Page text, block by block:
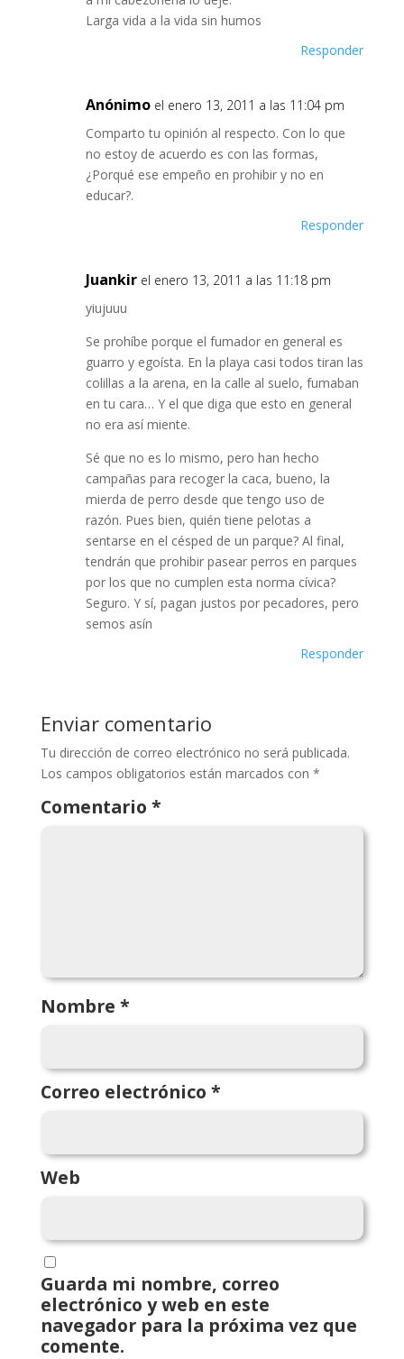
Larga vida a la vida sin humos
Responder
Anónimo el enero 13, 2011 a las 11:04 pm
Comparto tu opinión al respecto. Con lo que
no estoy de acuerdo es con las formas,
¿Porqué ese empeño en prohibir y no en
educar?.
Responder
Juankir el enero 13, 2011 a las 11:18 pm
yiujuuu
Se prohíbe porque el fumador en general es
guarro y egoísta. En la playa casi todos tiran las
colillas a la arena, en la calle al suelo, fumaban
en tu cara… Y el que diga que esto en general
no era así miente.
Sé que no es lo mismo, pero han hecho
campañas para recoger la caca, bueno, la
mierda de perro desde que tengo uso de
razón. Pues bien, quién tiene pelotas a
sentarse en el césped de un parque? Al final,
tendrán que prohibir pasear perros en parques
por los que no cumplen esta norma cívica?
Seguro. Y sí, pagan justos por pecadores, pero
semos asín
Responder
Enviar comentario
Tu dirección de correo electrónico no será publicada.
Los campos obligatorios están marcados con *
Comentario *
Nombre *
Correo electrónico *
Web
Guarda mi nombre, correo
electrónico y web en este
navegador para la próxima vez que
comente.